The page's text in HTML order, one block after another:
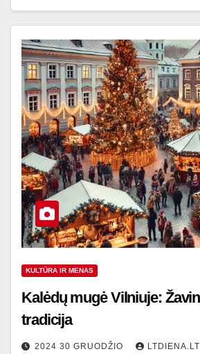
KULTŪRA IR MENAS
Kalėdų mugė Vilniuje:
tradicija
2024 30 GRUODŽIO LTDIENA.LT